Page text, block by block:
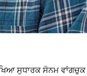
ਸੁਧਾਰਕ ਸੋਨਮ